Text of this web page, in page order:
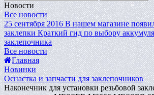
Новости
Все новости
25 сентября 2016 В нашем магазине
заклепки Краткий гид по выбору
заклепочника
Все новости
Главная
Новинки
Оснастка и запчасти для заклепочников
Наконечник для установки резьбовой